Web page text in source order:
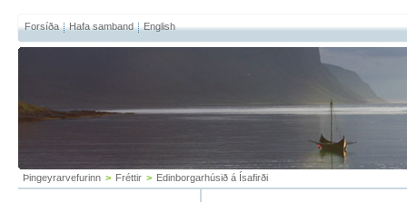
Forsíða Hafa samband English
Þingeyrarvefurinn > Fréttir > Edinborgarhúsið á Ísafirði